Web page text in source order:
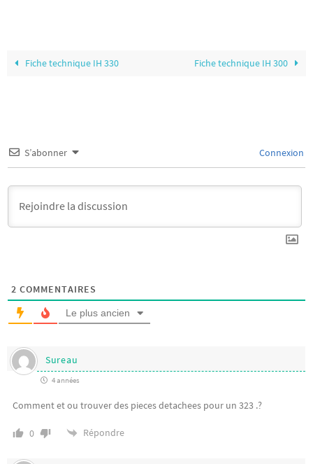
Fiche technique IH 330 Fiche technique IH 300
S’abonner Connexion
2 COMMENTAIRES
Le plus ancien
Sureau
4 années
Comment et ou trouver des pieces detachees pour un 323 .?
0 Répondre